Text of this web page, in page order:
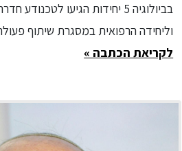
בביולוגיה 5 יחידות הגיעו
וליחידה הרפואית במסגרת שיתוף
לקריאת הכתבה »